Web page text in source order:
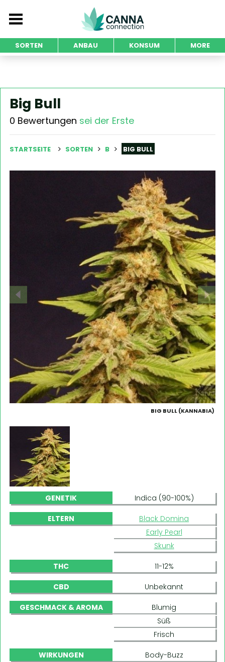
SORTEN ANBAU KONSUM MORE
Big Bull
0 Bewertungen sei der Erste
STARTSEITE SORTEN B BIG BULL
BIG BULL (KANNABIA)
GENETIK Indica (90-100%)
ELTERN
Black Domina
Early Pearl
Skunk
THC 11-12%
CBD Unbekannt
GESCHMACK & AROMA
Blumig
Süß
Frisch
WIRKUNGEN
Body-Buzz